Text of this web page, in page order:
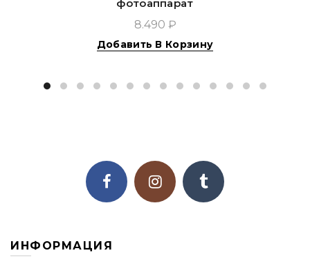
фотоаппарат
8.490 ₽
Добавить В Корзину
ИНФОРМАЦИЯ